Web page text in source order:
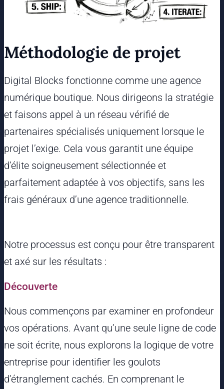
Méthodologie de projet
Digital Blocks fonctionne comme une agence
numérique boutique. Nous dirigeons la stratégie
et faisons appel à un réseau vérifié de
partenaires spécialisés uniquement lorsque le
projet l’exige. Cela vous garantit une équipe
d’élite soigneusement sélectionnée et
parfaitement adaptée à vos objectifs, sans les
frais généraux d’une agence traditionnelle.
Notre processus est conçu pour être transparent
et axé sur les résultats :
Découverte
Nous commençons par examiner en profondeur
vos opérations. Avant qu’une seule ligne de code
ne soit écrite, nous explorons la logique de votre
entreprise pour identifier les goulots
d’étranglement cachés. En comprenant le